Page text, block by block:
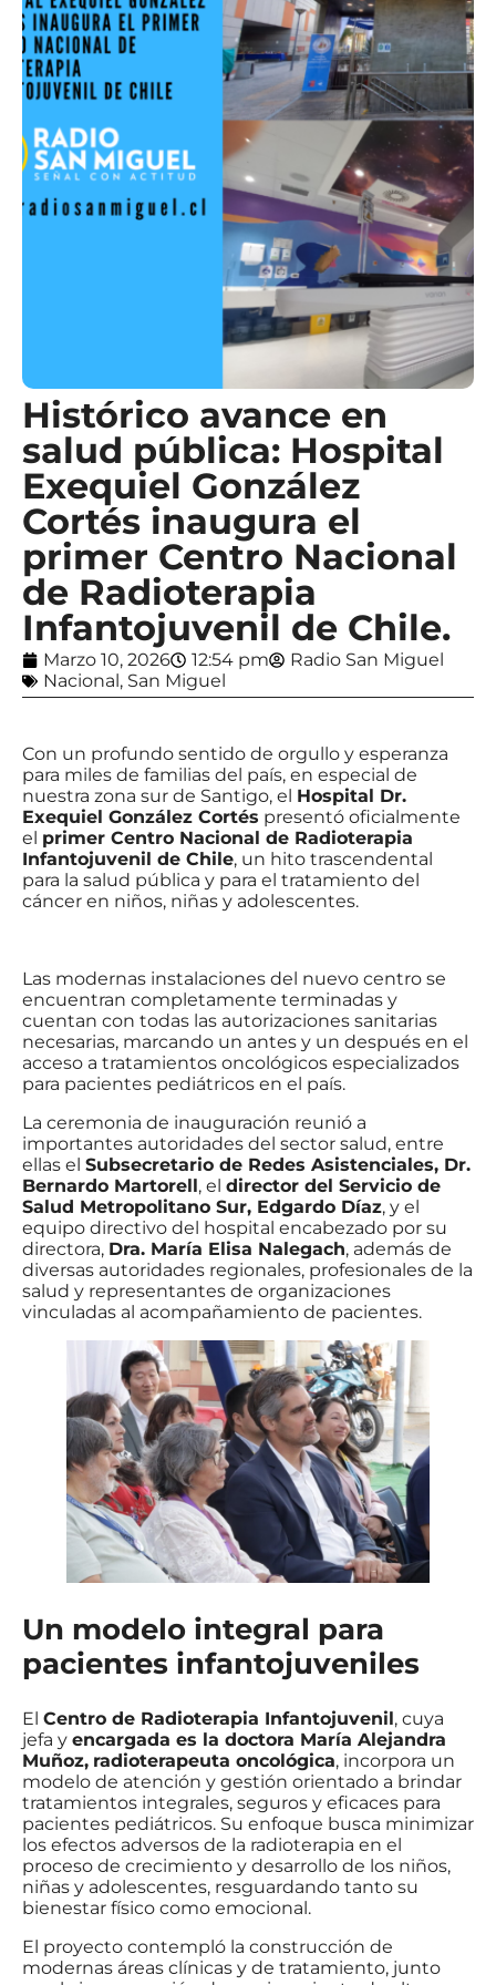
Histórico avance en
salud pública: Hospital
Exequiel González
Cortés inaugura el
primer Centro Nacional
de Radioterapia
Infantojuvenil de Chile.
Marzo 10, 2026 12:54 pm
Radio San Miguel
Nacional , San Miguel
Con un profundo sentido de orgullo y esperanza
para miles de familias del país, en especial de
nuestra zona sur de Santigo, el Hospital Dr.
Exequiel González Cortés presentó oficialmente
el primer Centro Nacional de Radioterapia
Infantojuvenil de Chile, un hito trascendental
para la salud pública y para el tratamiento del
cáncer en niños, niñas y adolescentes.
Las modernas instalaciones del nuevo centro se
encuentran completamente terminadas y
cuentan con todas las autorizaciones sanitarias
necesarias, marcando un antes y un después en el
acceso a tratamientos oncológicos especializados
para pacientes pediátricos en el país.
La ceremonia de inauguración reunió a
importantes autoridades del sector salud, entre
ellas el Subsecretario de Redes Asistenciales, Dr.
Bernardo Martorell, el director del Servicio de
Salud Metropolitano Sur, Edgardo Díaz, y el
equipo directivo del hospital encabezado por su
directora, Dra. María Elisa Nalegach, además de
diversas autoridades regionales, profesionales de la
salud y representantes de organizaciones
vinculadas al acompañamiento de pacientes.
Un modelo integral para
pacientes infantojuveniles
El Centro de Radioterapia Infantojuvenil, cuya
jefa y encargada es la doctora María Alejandra
Muñoz, radioterapeuta oncológica, incorpora un
modelo de atención y gestión orientado a brindar
tratamientos integrales, seguros y eficaces para
pacientes pediátricos. Su enfoque busca minimizar
los efectos adversos de la radioterapia en el
proceso de crecimiento y desarrollo de los niños,
niñas y adolescentes, resguardando tanto su
bienestar físico como emocional.
El proyecto contempló la construcción de
modernas áreas clínicas y de tratamiento, junto